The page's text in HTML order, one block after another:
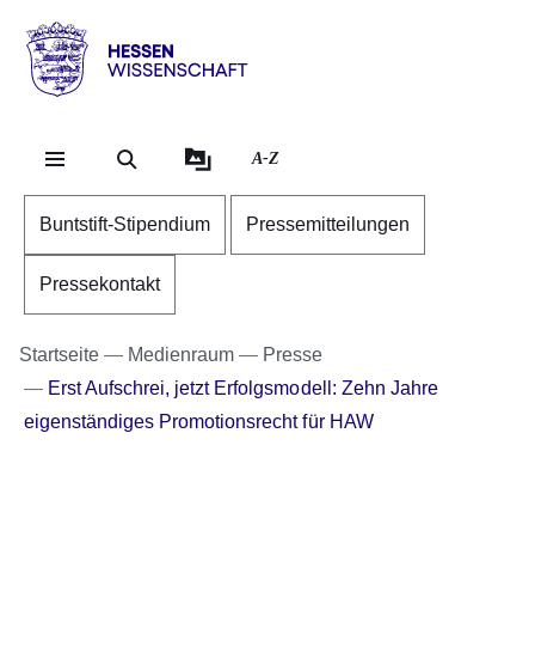
Hessen
Wissenschaft
A-Z
Buntstift-Stipendium Pressemitteilungen
Pressekontakt
Startseite Medienraum
Presse
Erst Aufschrei, jetzt Erfolgsmodell: Zehn Jahre
eigenständiges Promotionsrecht für HAW